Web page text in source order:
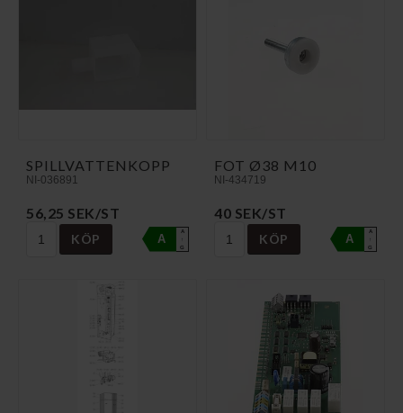
SPILLVATTENKOPP
NI-036891
56,25 SEK/ST
KÖP A
A
↑
G
FOT Ø38 M10
NI-434719
40 SEK/ST
KÖP A
A
↑
G